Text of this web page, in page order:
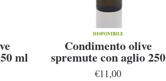
ml
DISPONIBILE
Condimento olive
spremute con aglio 250
ml
€11,00